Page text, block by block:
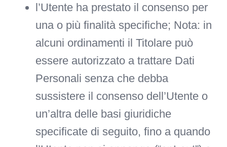
l’Utente ha prestato il consenso per
una o più finalità specifiche; Nota: in
alcuni ordinamenti il Titolare può
essere autorizzato a trattare Dati
Personali senza che debba
sussistere il consenso dell’Utente o
un’altra delle basi giuridiche
specificate di seguito, fino a quando